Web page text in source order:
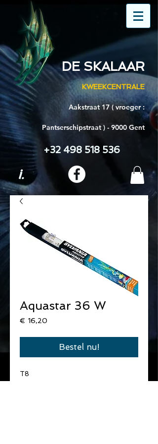
DE SKALAAR
KWEEKCENTRALE
Aakstraat 17 ( vroeger :
Pantserschipstraat ) - 9000 Gent
+32 498 518 536
i.
Aquastar 36 W
€ 16,20
Bestel nu!
T8